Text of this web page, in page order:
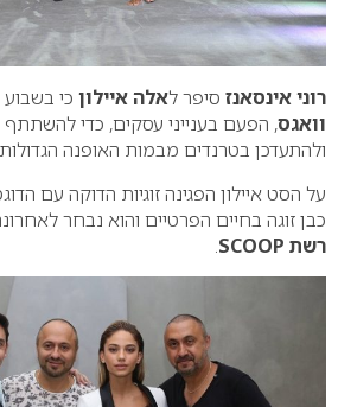
רוני אינסאנז סיפר לאלה איילון כי
וואגס, הפעם בענייני עסקים, כדי
ולהתעדכן בטרנדים מבמות האופנה
על הסט איילון הפגינה זוגיות הדוקה עם
כבן זוגה בחיים הפרטיים והוא נבחר
רשת SCOOP
.